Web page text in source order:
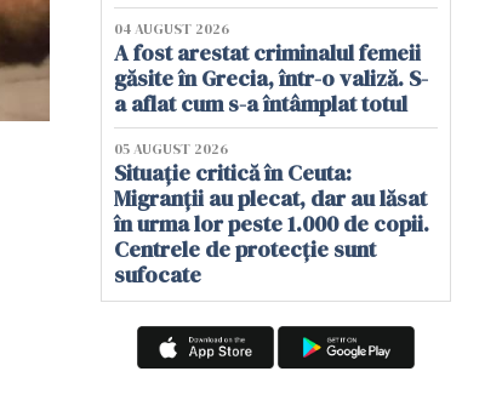
04 AUGUST 2026
A fost arestat criminalul femeii
găsite în Grecia, într-o valiză. S-
a aflat cum s-a întâmplat totul
05 AUGUST 2026
Situație critică în Ceuta:
Migranții au plecat, dar au lăsat
în urma lor peste 1.000 de copii.
Centrele de protecție sunt
sufocate